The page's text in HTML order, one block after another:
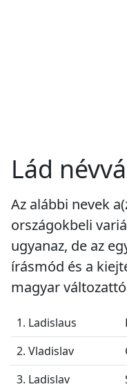
Lád
Az alábbi nevek
országokbeli
ugyanaz, de az
írásmód és a
magyar
1. Ladislaus
2. Vladislav
3. Ladislav